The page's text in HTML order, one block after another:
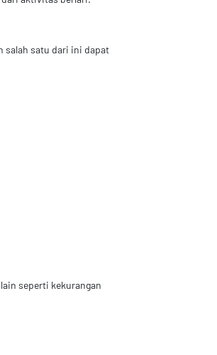
salah satu dari ini dapat
seperti kekurangan